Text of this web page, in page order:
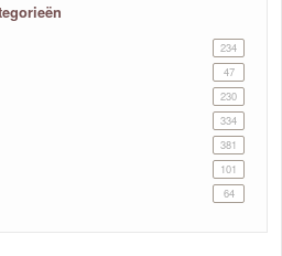
234
47
230
334
381
101
64